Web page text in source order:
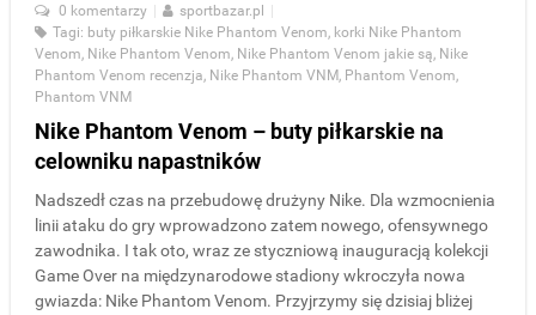
0 komentarzy | sportbazar.pl |
Tagi: buty piłkarskie Nike Phantom Venom korki Nike Phantom
Venom Nike Phantom Venom Nike Phantom Venom jakie są Nike
Phantom Venom recenzja Nike Phantom VNM Phantom Venom
Phantom VNM
Nike Phantom Venom – buty piłkarskie na
celowniku napastników
Nadszedł czas na przebudowę drużyny Nike. Dla wzmocnienia
linii ataku do gry wprowadzono zatem nowego, ofensywnego
zawodnika. I tak oto, wraz ze styczniową inauguracją kolekcji
Game Over na międzynarodowe stadiony wkroczyła nowa
gwiazda: Nike Phantom Venom. Przyjrzymy się dzisiaj bliżej